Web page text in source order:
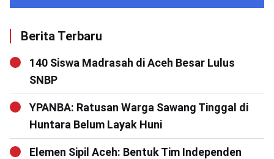
Berita Terbaru
140 Siswa Madrasah di Aceh Besar Lulus
SNBP
YPANBA: Ratusan Warga Sawang Tinggal di
Huntara Belum Layak Huni
Elemen Sipil Aceh: Bentuk Tim Independen